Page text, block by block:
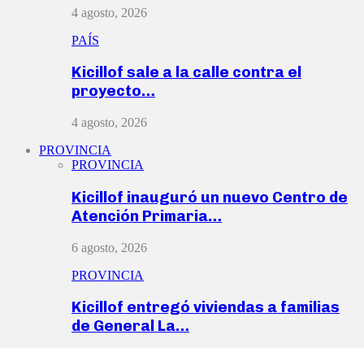
4 agosto, 2026
PAÍS
Kicillof sale a la calle contra el
proyecto…
4 agosto, 2026
PROVINCIA
PROVINCIA
Kicillof inauguró un nuevo Centro de
Atención Primaria…
6 agosto, 2026
PROVINCIA
Kicillof entregó viviendas a familias
de General La…